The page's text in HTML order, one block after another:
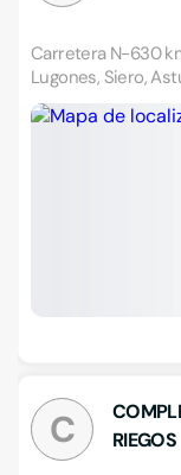
Carretera N-630
Lugones, Siero,
C
RIEGOS